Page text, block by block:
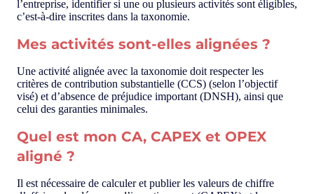
l’entreprise, identifier si une ou plusieurs activités sont éligibles,
c’est-à-dire inscrites dans la taxonomie.
Mes activités sont-elles alignées ?
Une activité alignée avec la taxonomie doit respecter les
critères de contribution substantielle (CCS) (selon l’objectif
visé) et d’absence de préjudice important (DNSH), ainsi que
celui des garanties minimales.
Quel est mon CA, CAPEX et OPEX
aligné ?
Il est nécessaire de calculer et publier les valeurs de chiffre